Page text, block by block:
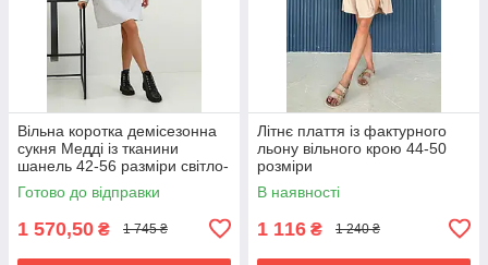
Вільна коротка демісезонна
сукня Медді із тканини
шанель 42-56 разміри світло-
сіра
Готово до відправки
1 570,50 ₴ 1 745 ₴
Літнє плаття із фактурного
льону вільного крою 44-50
розміри
В наявності
1 116 ₴ 1 240 ₴